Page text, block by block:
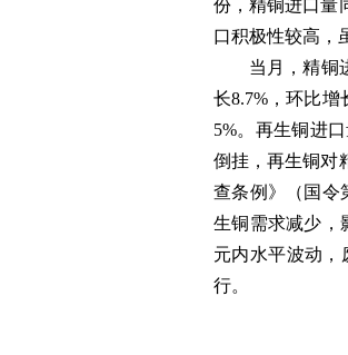
份，精铜进口量
口积极性较高，
当月，精铜
长8.7%，环比增
5%。再生铜进
倒挂，再生铜对
查条例》（国令
生铜需求减少，
元内水平波动，
行。